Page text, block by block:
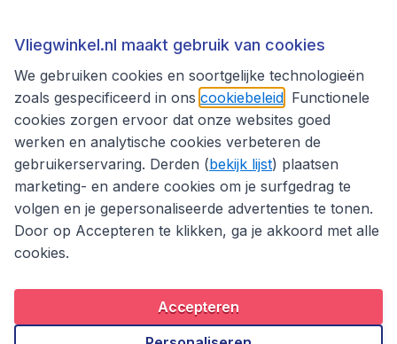
Thema's
Privacybeleid
Copyright © 2026
Vliegwinkel.nl maakt gebruik van cookies
We gebruiken cookies en soortgelijke technologieën
zoals gespecificeerd in ons cookiebeleid . Functionele
cookies zorgen ervoor dat onze websites goed
werken en analytische cookies verbeteren de
gebruikerservaring. Derden (bekijk lijst) plaatsen
marketing- en andere cookies om je surfgedrag te
volgen en je gepersonaliseerde advertenties te tonen.
Door op Accepteren te klikken, ga je akkoord met alle
cookies.
Accepteren